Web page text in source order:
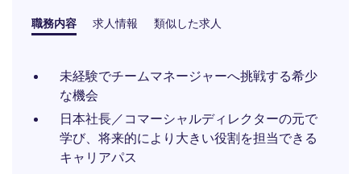
職務内容 求人情報 類似した求人
未経験でチームマネージャーへ挑戦する希少
な機会​
日本社長／コマーシャルディレクターの元で
学び、将来的により大きい役割を担当できる
キャリアパス